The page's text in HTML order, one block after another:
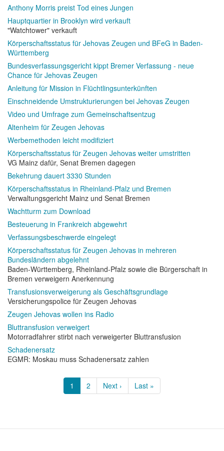
Anthony Morris preist Tod eines Jungen
Hauptquartier in Brooklyn wird verkauft
"Watchtower" verkauft
Körperschaftsstatus für Jehovas Zeugen und BFeG in Baden-
Württemberg
Bundesverfassungsgericht kippt Bremer Verfassung - neue
Chance für Jehovas Zeugen
Anleitung für Mission in Flüchtlingsunterkünften
Einschneidende Umstrukturierungen bei Jehovas Zeugen
Video und Umfrage zum Gemeinschaftsentzug
Altenheim für Zeugen Jehovas
Werbemethoden leicht modifiziert
Körperschaftsstatus für Zeugen Jehovas weiter umstritten
VG Mainz dafür, Senat Bremen dagegen
Bekehrung dauert 3330 Stunden
Körperschaftsstatus in Rheinland-Pfalz und Bremen
Verwaltungsgericht Mainz und Senat Bremen
Wachtturm zum Download
Besteuerung in Frankreich abgewehrt
Verfassungsbeschwerde eingelegt
Körperschaftsstatus für Zeugen Jehovas in mehreren
Bundesländern abgelehnt
Baden-Württemberg, Rheinland-Pfalz sowie die Bürgerschaft in
Bremen verweigern Anerkennung
Transfusionsverweigerung als Geschäftsgrundlage
Versicherungspolice für Zeugen Jehovas
Zeugen Jehovas wollen ins Radio
Bluttransfusion verweigert
Motorradfahrer stirbt nach verweigerter Bluttransfusion
Schadenersatz
EGMR: Moskau muss Schadenersatz zahlen
Seitennummerierung
Aktuelle
Seite
1 Page
2
Nächste
Seite
Next ›
Letzte
Seite
Last »